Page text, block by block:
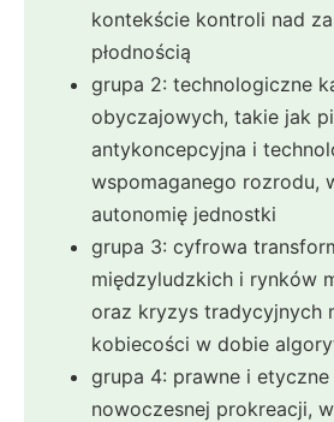
kontekście kontroli nad
płodnością
grupa 2: technologiczne
obyczajowych, takie jak
antykoncepcyjna i
wspomaganego rozrodu,
autonomię jednostki
grupa 3: cyfrowa
międzyludzkich i rynków
oraz kryzys tradycyjnych
kobiecości w dobie
grupa 4: prawne i
nowoczesnej prokreacji,